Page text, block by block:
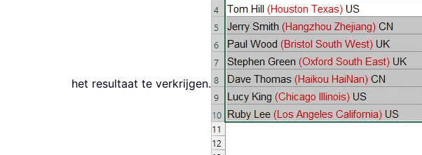
het resultaat te verkrijgen.